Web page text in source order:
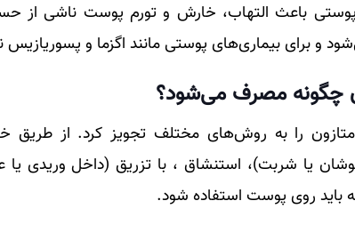
باعث التهاب، خارش و تورم پوست ناشی از
و برای بیماری‌های پوستی مانند اگزما و پسوریازیس
چگونه مصرف می‌شود؟
را به روش‌های مختلف تجویز کرد. از
یا شربت)، استنشاق ، با تزریق (داخل وریدی یا
باید روی پوست استفاده شود.